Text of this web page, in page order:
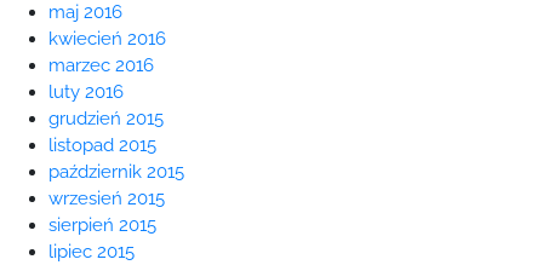
maj 2016
kwiecień 2016
marzec 2016
luty 2016
grudzień 2015
listopad 2015
październik 2015
wrzesień 2015
sierpień 2015
lipiec 2015